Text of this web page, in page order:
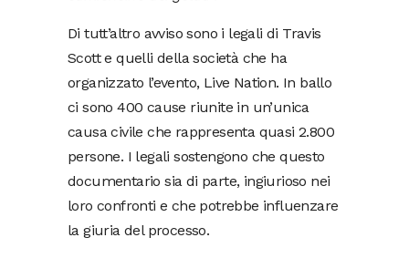
Di tutt’altro avviso sono i legali di Travis
Scott e quelli della società che ha
organizzato l’evento, Live Nation. In ballo
ci sono 400 cause riunite in un’unica
causa civile che rappresenta quasi 2.800
persone. I legali sostengono che questo
documentario sia di parte, ingiurioso nei
loro confronti e che potrebbe influenzare
la giuria del processo.